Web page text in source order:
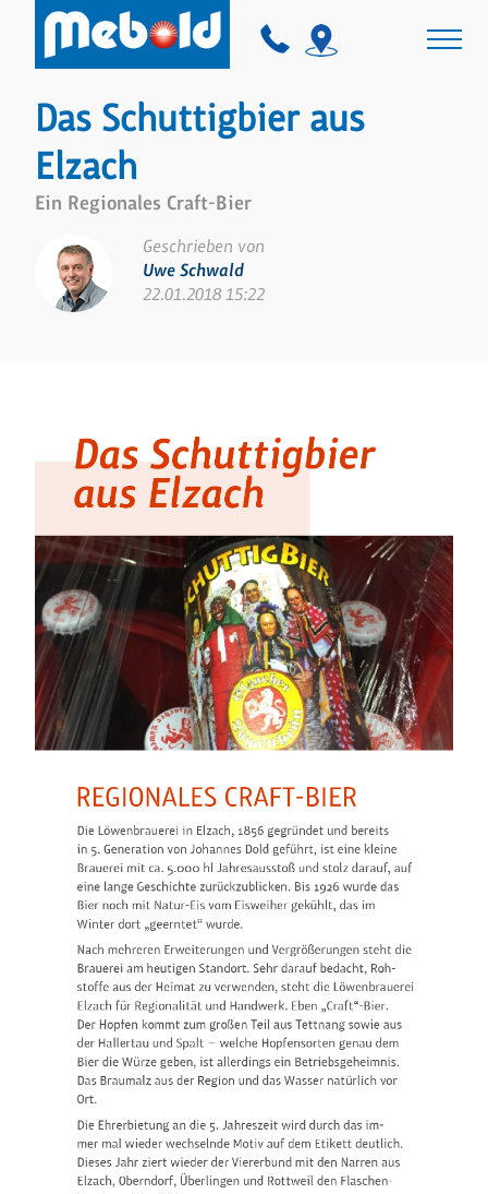
Das Schuttigbier aus
Elzach
Ein Regionales Craft-Bier
Geschrieben von
Uwe Schwald
22.01.2018 15:22